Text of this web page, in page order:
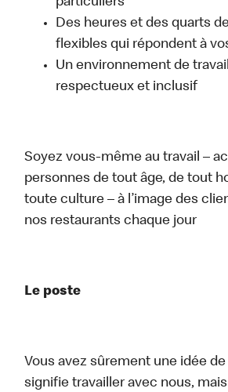
Des heures et des quarts
flexibles qui répondent à
Un environnement de
respectueux et inclusif
Soyez vous-même au travail –
personnes de tout âge, de tout
toute culture – à l’image des
nos restaurants chaque jour
Le poste
Vous avez sûrement une idée
signifie travailler avec nous,